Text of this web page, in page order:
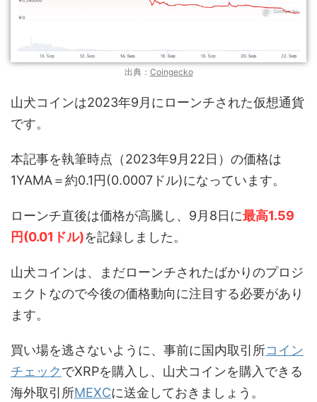
出典： Coingecko
山犬コインは2023年9月にローンチされた仮想通貨
です。
本記事を執筆時点（2023年9月22日）の価格は
1YAMA＝約0.1円(0.0007ドル)になっています。
ローンチ直後は価格が高騰し、9月8日に最高1.59
円(0.01ドル)を記録しました。
山犬コインは、まだローンチされたばかりのプロジ
ェクトなので今後の価格動向に注目する必要があり
ます。
買い場を逃さないように、事前に国内取引所コイン
チェックでXRPを購入し、山犬コインを購入できる
海外取引所MEXCに送金しておきましょう。